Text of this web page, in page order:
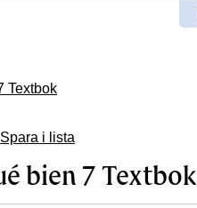
Textbok
Spara i lista
bien 7 Textbok